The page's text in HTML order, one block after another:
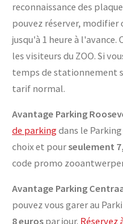
reconnaissance des
pouvez réserver,
jusqu'à 1 heure à
les visiteurs du ZOO. Si
temps de stationnement
tarif normal.
Avantage Parking
de parking dans le
choix et pourseulement
code promo
Avantage Parking
pouvez vous garer au
8 euros par jour. Réservez